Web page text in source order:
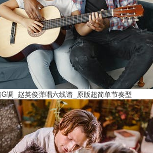
调_赵英俊弹唱六线谱_原版超简单节奏型